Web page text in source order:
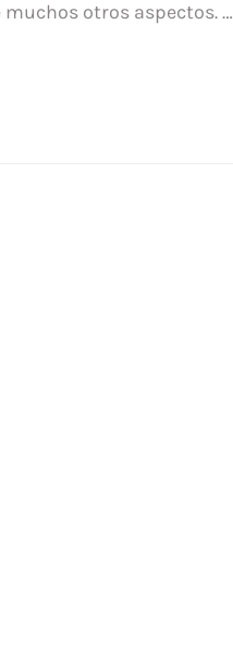
otros aspectos. …